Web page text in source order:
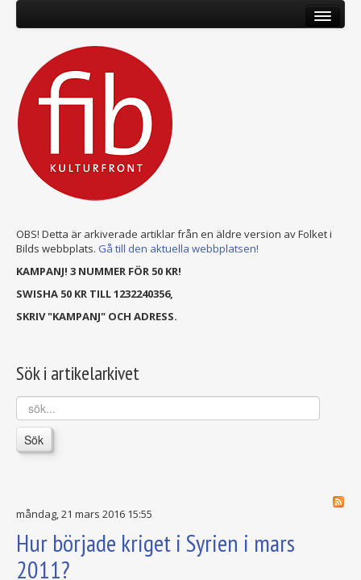
OBS! Detta är arkiverade artiklar från en äldre version av Folket i
Bilds webbplats. Gå till den aktuella webbplatsen!
KAMPANJ! 3 NUMMER FÖR 50 KR!
SWISHA 50 KR TILL 1232240356,
SKRIV "KAMPANJ" OCH ADRESS.
Sök i artikelarkivet
sök...
Sök
måndag, 21 mars 2016 15:55
Hur började kriget i Syrien i mars
2011?